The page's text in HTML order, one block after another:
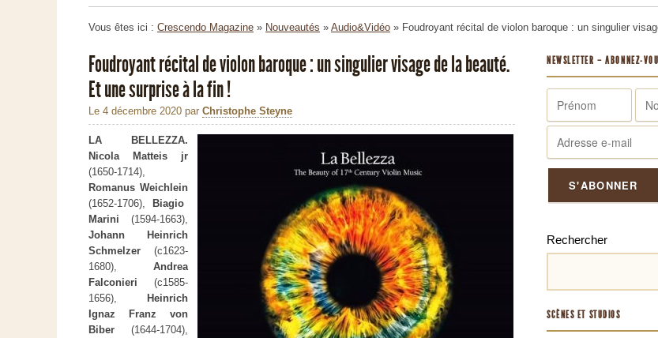
Vous êtes ici : Crescendo Magazine » Nouveautés » Audio&Vidéo » Foudroyant récital de violon baroque : un singulier
Foudroyant récital de violon baroque : un singulier visage de la beauté.
Et une surprise à la fin !
Le 4 décembre 2020 par Christophe Steyne
LA BELLEZZA.
Nicola Matteis jr
(1650-1714),
Romanus Weichlein
(1652-1706),
Biagio
Marini (1594-1663),
Johann Heinrich
Schmelzer (c1623-
1680), Andrea
Falconieri (c1585-
1656),
Heinrich
Ignaz Franz von
Biber (1644-1704),
NEWSLETTER – ABONNEZ-
Rechercher
SCÈNES ET STUDIOS